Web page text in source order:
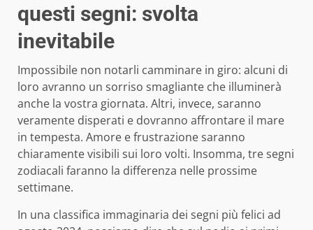
questi segni: svolta
inevitabile
Impossibile non notarli camminare in giro: alcuni di
loro avranno un sorriso smagliante che illuminerà
anche la vostra giornata. Altri, invece, saranno
veramente disperati e dovranno affrontare il mare
in tempesta. Amore e frustrazione saranno
chiaramente visibili sui loro volti. Insomma, tre segni
zodiacali faranno la differenza nelle prossime
settimane.
In una classifica immaginaria dei segni più felici ad